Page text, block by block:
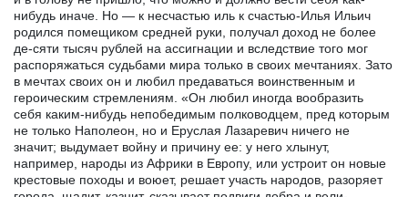
нибудь иначе. Но — к несчастью иль к счастью-Илья Ильич
родился помещиком средней руки, получал доход не более
де-сяти тысяч рублей на ассигнации и вследствие того мог
распоряжаться судьбами мира только в своих мечтаниях. Зато
в мечтах своих он и любил предаваться воинственным и
героическим стремлениям. «Он любил иногда вообразить
себя каким-нибудь непобедимым полководцем, пред которым
не только Наполеон, но и Еруслая Лазаревич ничего не
значит; выдумает войну и причину ее: у него хлынут,
например, народы из Африки в Европу, или устроит он новые
крестовые походы и воюет, решает участь народов, разоряет